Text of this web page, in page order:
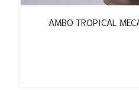
AMBO TROPICAL